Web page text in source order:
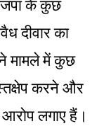
के कुछ
दीवार का
ने मामले में कुछ
करने और
लगाए हैं।